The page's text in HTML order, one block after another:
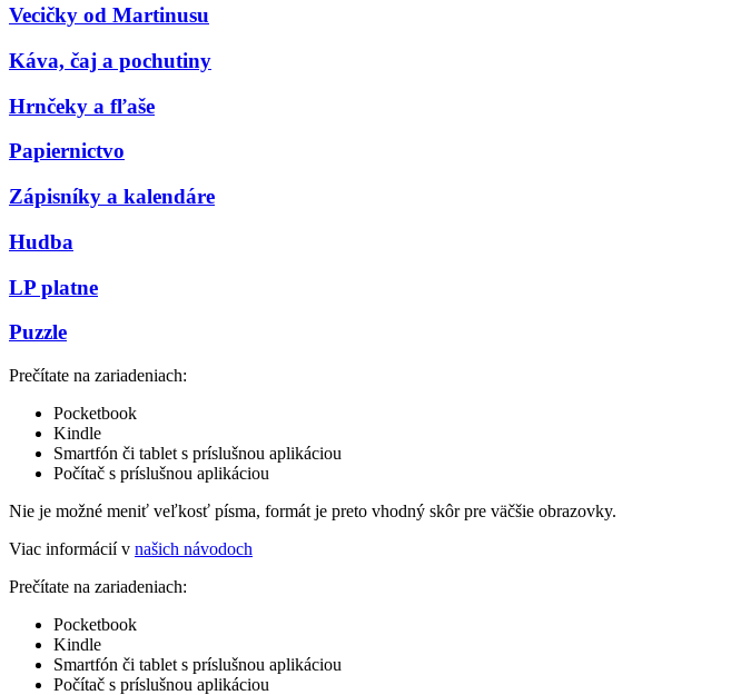
Vecičky od Martinusu
Káva, čaj a pochutiny
Hrnčeky a fľaše
Papiernictvo
Zápisníky a kalendáre
Hudba
LP platne
Puzzle
Prečítate na zariadeniach:
Pocketbook
Kindle
Smartfón či tablet s príslušnou aplikáciou
Počítač s príslušnou aplikáciou
Nie je možné meniť veľkosť písma, formát je preto vhodný skôr pre väčšie obrazovky.
Viac informácií v našich návodoch
Prečítate na zariadeniach:
Pocketbook
Kindle
Smartfón či tablet s príslušnou aplikáciou
Počítač s príslušnou aplikáciou